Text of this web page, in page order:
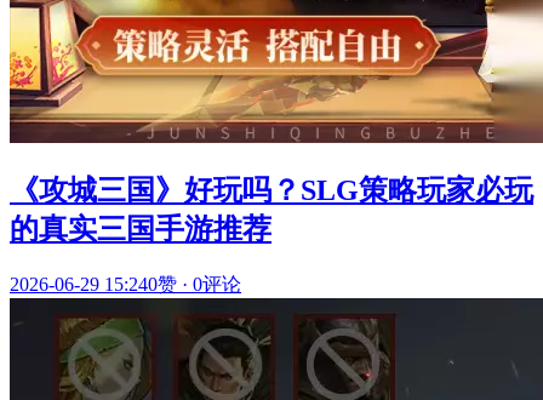
《攻城三国》好玩吗？SLG策略玩家必玩
的真实三国手游推荐
2026-06-29 15:240赞 · 0评论